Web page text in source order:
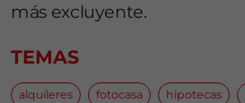
más excluyente.
TEMAS
alquileres fotocasa hipotecas